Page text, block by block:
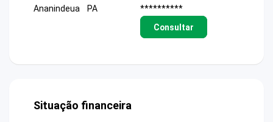
Ananindeua
PA
**********
Consultar
Situação financeira